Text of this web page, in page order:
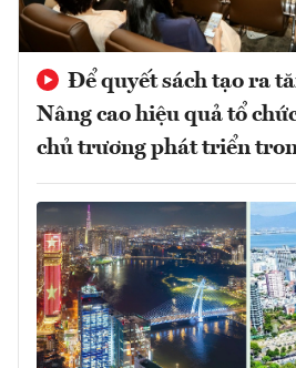
Để quyết sách tạo ra
Nâng cao hiệu quả tổ
chủ trương phát triển